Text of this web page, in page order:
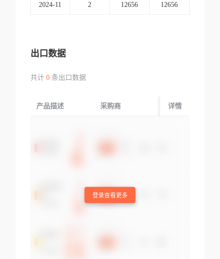
2024-11 2 12656 12656
出口数据
共计 0条出口数据
产品描述 采购商 起运国/地区
详情
登录查看更多